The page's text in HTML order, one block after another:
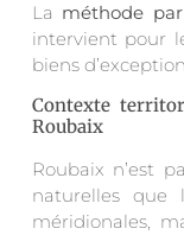
La méthode
intervient pour
biens
Contexte
Roubaix
Roubaix n’est
naturelles que
méridionales,